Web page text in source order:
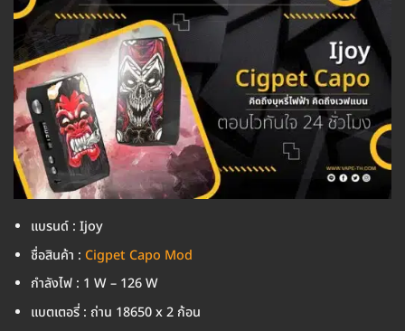
แบรนด์ : Ijoy
ชื่อสินค้า : Cigpet Capo Mod
กำลังไฟ : 1 W – 126 W
แบตเตอรี่ : ถ่าน 18650 x 2 ก้อน